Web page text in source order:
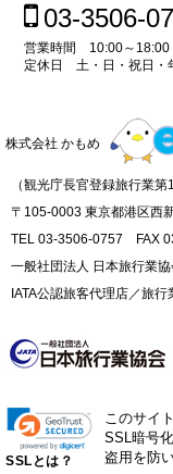
03-3506-
営業時間 10:00～18:00
定休日 土・日・祝日・
株式会社 かもめ
（観光庁長官登録旅行業第
〒105-0003 東京都港区西
TEL 03-3506-0757 FAX
一般社団法人 日本旅行業
IATA公認旅客代理店／旅
SSLとは？
このサイ
SSL暗号
盗用を防